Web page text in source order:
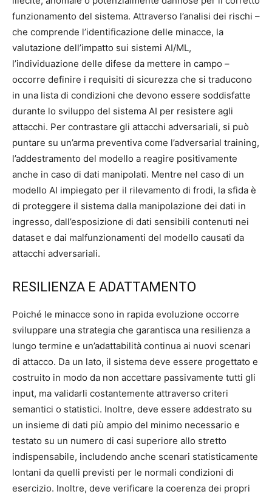
funzionamento del sistema. Attraverso l’analisi dei rischi –
che comprende l’identificazione delle minacce, la
valutazione dell’impatto sui sistemi AI/ML,
l’individuazione delle difese da mettere in campo –
occorre definire i requisiti di sicurezza che si traducono
in una lista di condizioni che devono essere soddisfatte
durante lo sviluppo del sistema AI per resistere agli
attacchi. Per contrastare gli attacchi adversariali, si può
puntare su un’arma preventiva come l’adversarial training,
l’addestramento del modello a reagire positivamente
anche in caso di dati manipolati. Mentre nel caso di un
modello AI impiegato per il rilevamento di frodi, la sfida è
di proteggere il sistema dalla manipolazione dei dati in
ingresso, dall’esposizione di dati sensibili contenuti nei
dataset e dai malfunzionamenti del modello causati da
attacchi adversariali.
RESILIENZA E ADATTAMENTO
Poiché le minacce sono in rapida evoluzione occorre
sviluppare una strategia che garantisca una resilienza a
lungo termine e un’adattabilità continua ai nuovi scenari
di attacco. Da un lato, il sistema deve essere progettato e
costruito in modo da non accettare passivamente tutti gli
input, ma validarli costantemente attraverso criteri
semantici o statistici. Inoltre, deve essere addestrato su
un insieme di dati più ampio del minimo necessario e
testato su un numero di casi superiore allo stretto
indispensabile, includendo anche scenari statisticamente
lontani da quelli previsti per le normali condizioni di
esercizio. Inoltre, deve verificare la coerenza dei propri